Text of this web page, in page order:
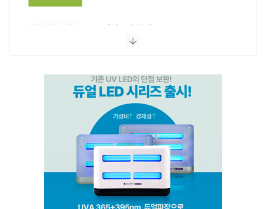
엔페스 충남지사
(주)비타솔루션
세화방역
(주)씨아이엠